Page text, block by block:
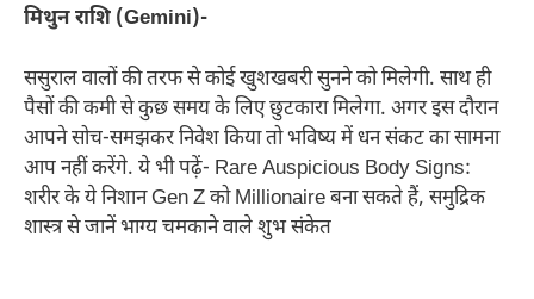
मिथुन राशि (Gemini)-
ससुराल वालों की तरफ से कोई खुशखबरी सुनने को मिलेगी. साथ ही
पैसों की कमी से कुछ समय के लिए छुटकारा मिलेगा. अगर इस दौरान
आपने सोच-समझकर निवेश किया तो भविष्य में धन संकट का सामना
आप नहीं करेंगे. ये भी पढ़ें- Rare Auspicious Body Signs:
शरीर के ये निशान Gen Z को Millionaire बना सकते हैं, समुद्रिक
शास्त्र से जानें भाग्य चमकाने वाले शुभ संकेत